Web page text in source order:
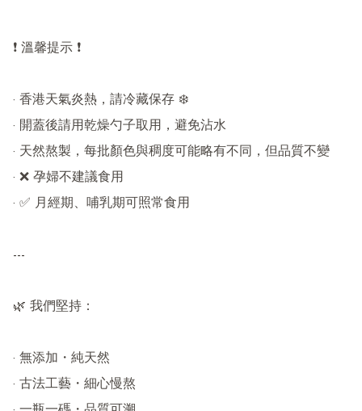
❗ 溫馨提示 ❗
· 香港天氣炎熱，請冷藏保存 ❄️
· 開蓋後請用乾燥勺子取用，避免沾水
· 天然熬製，每批顏色與稠度可能略有不同，但品質不變
· ❌ 孕婦不建議食用
· ✅ 月經期、哺乳期可照常食用
---
🌿 我們堅持：
· 無添加・純天然
· 古法工藝・細心慢熬